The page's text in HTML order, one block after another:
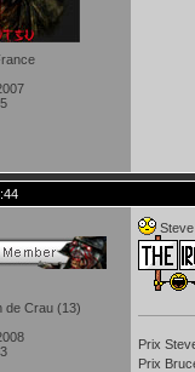
de Crau (13)
Prix
Prix